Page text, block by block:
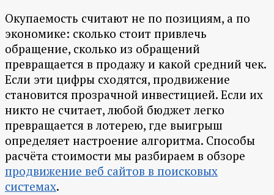
Окупаемость считают не по позициям, а по
экономике: сколько стоит привлечь
обращение, сколько из обращений
превращается в продажу и какой средний чек.
Если эти цифры сходятся, продвижение
становится прозрачной инвестицией. Если их
никто не считает, любой бюджет легко
превращается в лотерею, где выигрыш
определяет настроение алгоритма. Способы
расчёта стоимости мы разбираем в обзоре
продвижение веб сайтов в поисковых
системах.